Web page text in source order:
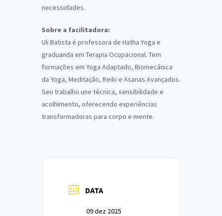
necessidades.
Sobre a facilitadora:
Uli Batista é professora de Hatha Yoga e
graduanda em Terapia Ocupacional. Tem
formações em Yoga Adaptado, Biomecânica
da Yoga, Meditação, Reiki e Asanas Avançados.
Seu trabalho une técnica, sensibilidade e
acolhimento, oferecendo experiências
transformadoras para corpo e mente.
DATA
09 dez 2025